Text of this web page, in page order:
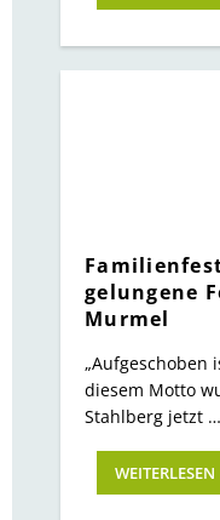
gelungene
Murmel
„Aufgeschoben
diesem Motto
Stahlberg jetzt …
WEITERLESEN